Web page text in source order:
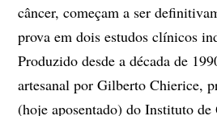
câncer, começam a ser
prova em dois estudos clínicos
Produzido desde a década de
artesanal por Gilberto Chierice,
(hoje aposentado) do Instituto